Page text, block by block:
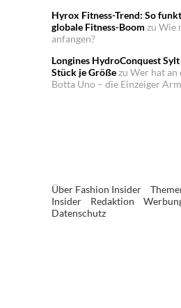
Hyrox Fitness-Trend: So
globale Fitness-Boom zu Wie
anfangen?
Longines HydroConquest
Stück je Größezu Wer hat an
Botta Uno – die Einzeiger
Über Fashion Insider
Insider
Redaktion
Datenschutz